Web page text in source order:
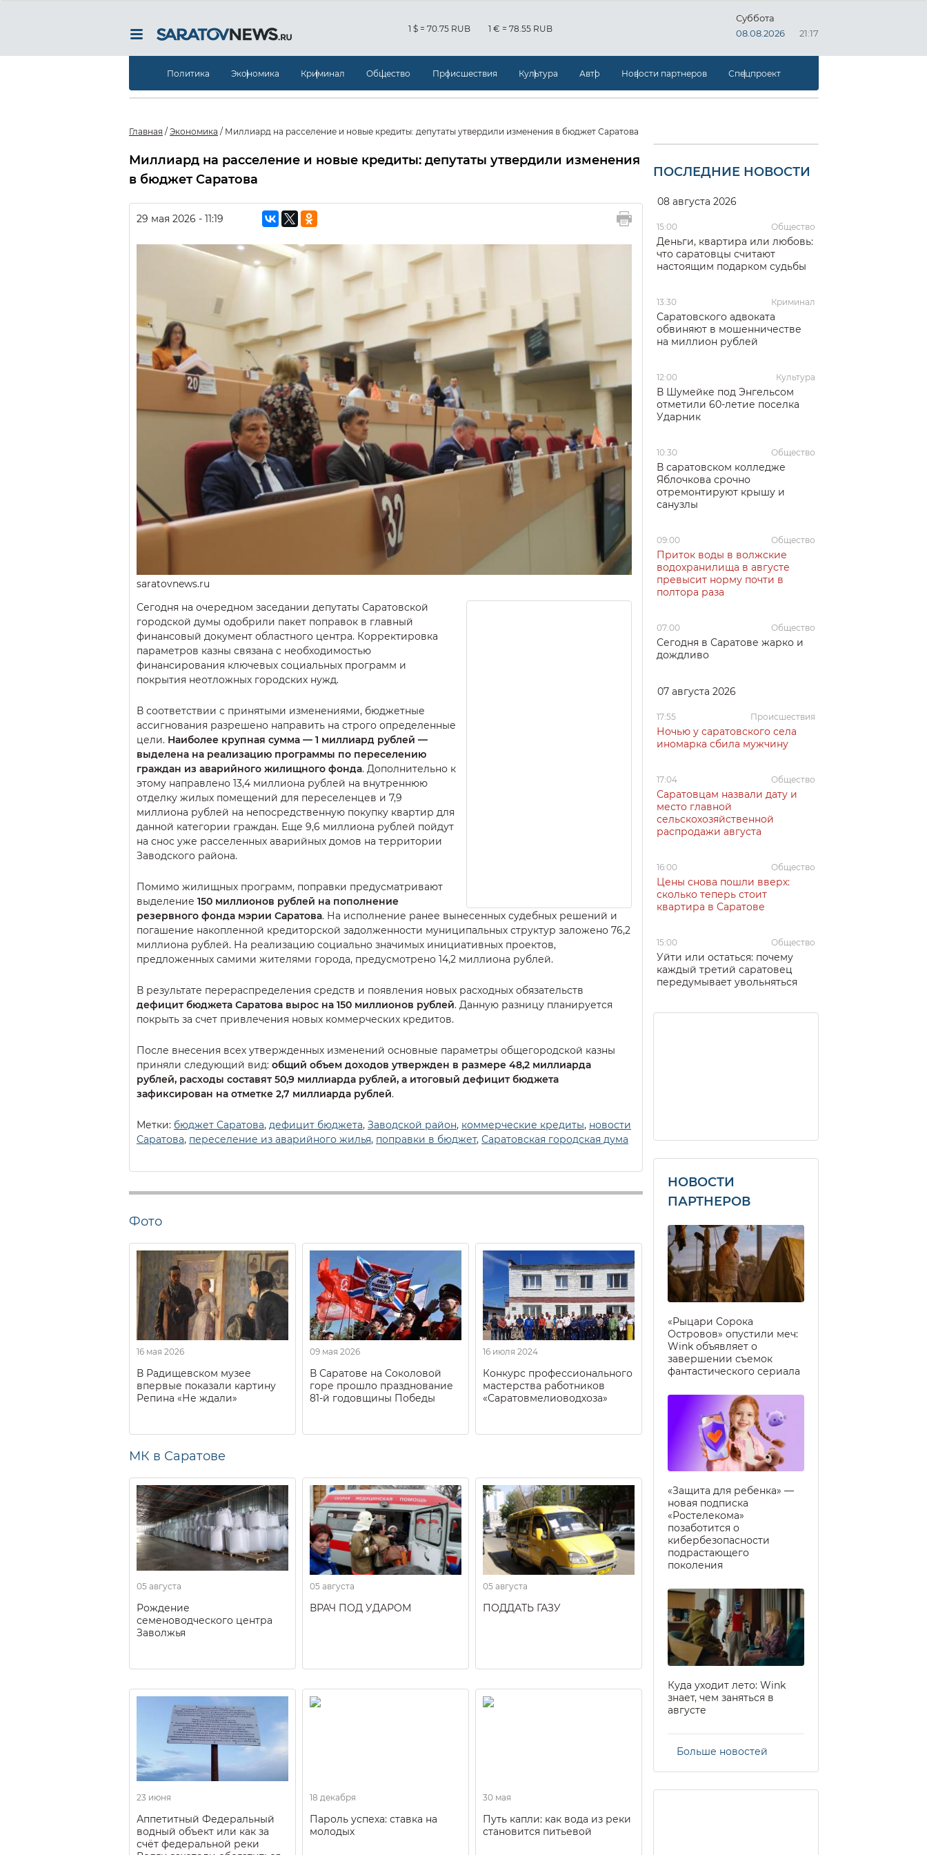
1 $ = 70.75 RUB 1 € = 78.55 RUB
Суббота
08.08.2026
21:17
Политика Экономика Криминал Общество Происшествия Культура Авто Новости партнеров Спецпроект
Главная / Экономика / Миллиард на расселение и новые кредиты: депутаты утвердили изменения в бюджет Саратова
Миллиард на расселение и новые кредиты: депутаты утвердили изменения
в бюджет Саратова
29 мая 2026 - 11:19
saratovnews.ru
Сегодня на очередном заседании депутаты Саратовской
городской думы одобрили пакет поправок в главный
финансовый документ областного центра. Корректировка
параметров казны связана с необходимостью
финансирования ключевых социальных программ и
покрытия неотложных городских нужд.
В соответствии с принятыми изменениями, бюджетные
ассигнования разрешено направить на строго определенные
цели. Наиболее крупная сумма — 1 миллиард рублей —
выделена на реализацию программы по переселению
граждан из аварийного жилищного фонда. Дополнительно к
этому направлено 13,4 миллиона рублей на внутреннюю
отделку жилых помещений для переселенцев и 7,9
миллиона рублей на непосредственную покупку квартир для
данной категории граждан. Еще 9,6 миллиона рублей пойдут
на снос уже расселенных аварийных домов на территории
Заводского района.
Помимо жилищных программ, поправки предусматривают
выделение 150 миллионов рублей на пополнение
резервного фонда мэрии Саратова. На исполнение ранее вынесенных судебных решений и
погашение накопленной кредиторской задолженности муниципальных структур заложено 76,2
миллиона рублей. На реализацию социально значимых инициативных проектов,
предложенных самими жителями города, предусмотрено 14,2 миллиона рублей.
В результате перераспределения средств и появления новых расходных обязательств
дефицит бюджета Саратова вырос на 150 миллионов рублей. Данную разницу планируется
покрыть за счет привлечения новых коммерческих кредитов.
После внесения всех утвержденных изменений основные параметры общегородской казны
приняли следующий вид: общий объем доходов утвержден в размере 48,2 миллиарда
рублей, расходы составят 50,9 миллиарда рублей, а итоговый дефицит бюджета
зафиксирован на отметке 2,7 миллиарда рублей.
Метки: бюджет Саратова, дефицит бюджета, Заводской район, коммерческие кредиты, новости
Саратова, переселение из аварийного жилья, поправки в бюджет, Саратовская городская дума
Фото
16 мая 2026
В Радищевском музее
впервые показали картину
Репина «Не ждали»
09 мая 2026
В Саратове на Соколовой
горе прошло празднование
81-й годовщины Победы
16 июля 2024
Конкурс профессионального
мастерства работников
«Саратовмелиоводхоза»
МК в Саратове
05 августа
Рождение
семеноводческого центра
Заволжья
05 августа
ВРАЧ ПОД УДАРОМ
05 августа
ПОДДАТЬ ГАЗУ
23 июня
Аппетитный Федеральный
водный объект или как за
счёт федеральной реки
18 декабря
Пароль успеха: ставка на
молодых
30 мая
Путь капли: как вода из реки
становится питьевой
ПОСЛЕДНИЕ НОВОСТИ
08 августа 2026
15:00 Общество
Деньги, квартира или любовь:
что саратовцы считают
настоящим подарком судьбы
13:30 Криминал
Саратовского адвоката
обвиняют в мошенничестве
на миллион рублей
12:00 Культура
В Шумейке под Энгельсом
отметили 60-летие поселка
Ударник
10:30 Общество
В саратовском колледже
Яблочкова срочно
отремонтируют крышу и
санузлы
09:00 Общество
Приток воды в волжские
водохранилища в августе
превысит норму почти в
полтора раза
07:00 Общество
Сегодня в Саратове жарко и
дождливо
07 августа 2026
17:55 Происшествия
Ночью у саратовского села
иномарка сбила мужчину
17:04 Общество
Саратовцам назвали дату и
место главной
сельскохозяйственной
распродажи августа
16:00 Общество
Цены снова пошли вверх:
сколько теперь стоит
квартира в Саратове
15:00 Общество
Уйти или остаться: почему
каждый третий саратовец
передумывает увольняться
НОВОСТИ
ПАРТНЕРОВ
«Рыцари Сорока
Островов» опустили меч:
Wink объявляет о
завершении съемок
фантастического сериала
«Защита для ребенка» —
новая подписка
«Ростелекома»
позаботится о
кибербезопасности
подрастающего
поколения
Куда уходит лето: Wink
знает, чем заняться в
августе
Больше новостей